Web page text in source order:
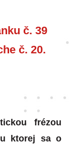
č. 39
č. 20.
frézou
u ktorej sa o